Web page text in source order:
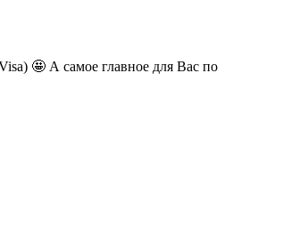
🤩 А самое главное для Вас по